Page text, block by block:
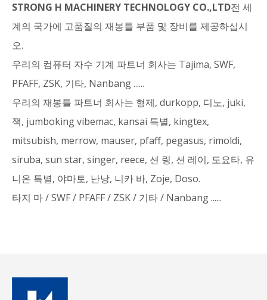
STRONG H MACHINERY TECHNOLOGY CO.,LTD전 세
계의 국가에 고품질의 재봉틀 부품 및 장비를 제공하십시
오.
우리의 컴퓨터 자수 기계 파트너 회사는 Tajima, SWF,
PFAFF, ZSK, 기타, Nanbang ......
우리의 재봉틀 파트너 회사는 형제, durkopp, 디노, juki,
잭, jumboking vibemac, kansai 특별, kingtex,
mitsubish, merrow, mauser, pfaff, pegasus, rimoldi,
siruba, sun star, singer, reece, 션 링, 션 레이, 도요타, 유
니온 특별, 야마토, 난낭, 니카 바, Zoje, Doso.
타지 마 / SWF / PFAFF / ZSK / 기타 / Nanbang ......
성능